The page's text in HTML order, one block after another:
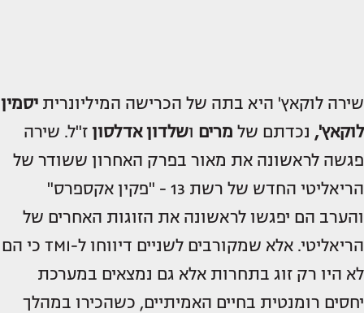
שירה לוקאץ' היא בתה של הכרישה המיליונרית יסמין
לוקאץ', נכדתם של מרים ושלדון אדלסון ז"ל. שירה
פגשה לראשונה את מאור בפרק האחרון ששודר של
הריאליטי החדש של רשת 13 - "פקין אקספרס"
והערב הם יפגשו לראשונה את הזוגות האחרים של
הריאליטי. אלא שמקורבים לשניים דיווחו ל-TMI כי הם
לא היו רק זוג בתחרות אלא גם נמצאים במערכת
יחסים רומנטית בחיים האמיתיים, כשהכירו במהלך